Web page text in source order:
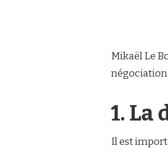
Mikaël Le
négociation
1. La
Il est